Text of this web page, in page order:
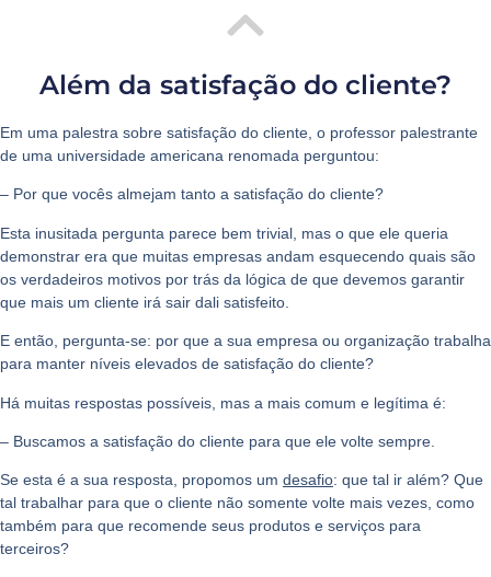
Além da satisfação do cliente?
Em uma palestra sobre satisfação do cliente , o professor palestrante
de uma universidade americana renomada perguntou:
– Por que vocês almejam tanto a satisfação do cliente?
Esta inusitada pergunta parece bem trivial, mas o que ele queria
demonstrar era que muitas empresas andam esquecendo quais são
os verdadeiros motivos por trás da lógica de que devemos garantir
que mais um cliente irá sair dali satisfeito.
E então, pergunta-se: por que a sua empresa ou organização trabalha
para manter níveis elevados de satisfação do cliente?
Há muitas respostas possíveis, mas a mais comum e legítima é:
– Buscamos a satisfação do cliente para que ele volte sempre.
Se esta é a sua resposta, propomos um desafio: que tal ir além? Que
tal trabalhar para que o cliente não somente volte mais vezes, como
também para que recomende seus produtos e serviços para
terceiros?